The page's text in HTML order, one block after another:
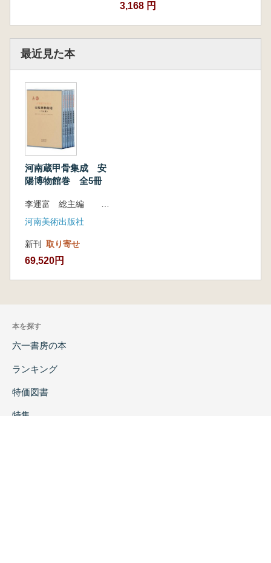
3,168 円
最近見た本
河南蔵甲骨集成 安
陽博物館巻 全5冊
李運富 総主編 李晶 本巻主編
河南美術出版社
新刊 取り寄せ
69,520円
本を探す
六一書房の本
ランキング
特価図書
特集